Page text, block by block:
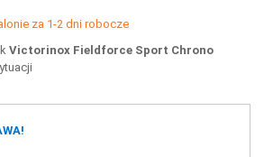
za 1-2 dni robocze
Victorinox Fieldforce Sport Chrono